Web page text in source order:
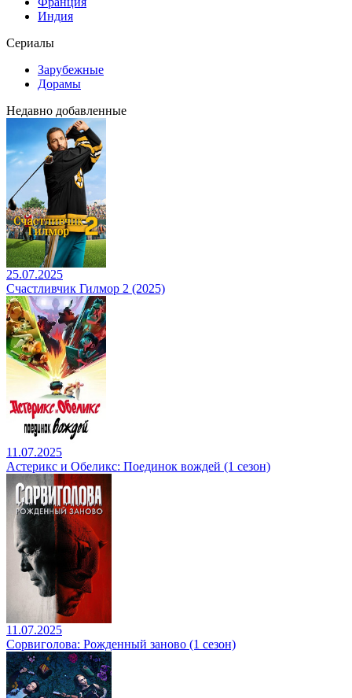
Индия
Сериалы
Зарубежные
Дорамы
Недавно добавленные
25.07.2025
Счастливчик Гилмор 2 (2025)
11.07.2025
Астерикс и Обеликс: Поединок вождей (1 сезон)
11.07.2025
Сорвиголова: Рожденный заново (1 сезон)